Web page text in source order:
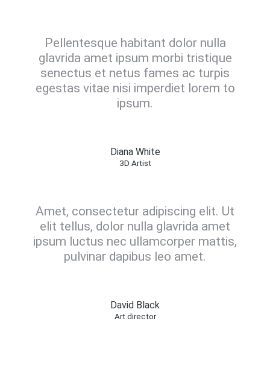
Pellentesque habitant dolor nulla
glavrida amet ipsum morbi tristique
senectus et netus fames ac turpis
egestas vitae nisi imperdiet lorem to
ipsum.
Diana White
3D Artist
Amet, consectetur adipiscing elit. Ut
elit tellus, dolor nulla glavrida amet
ipsum luctus nec ullamcorper mattis,
pulvinar dapibus leo amet.
David Black
Art director